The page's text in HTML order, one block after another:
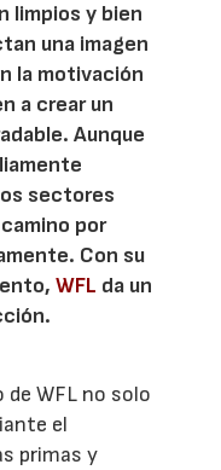
limpios y bien
una imagen
la motivación
a crear un
Aunque
sectores
por
Con su
WFL da un
WFL no solo
el
primas y